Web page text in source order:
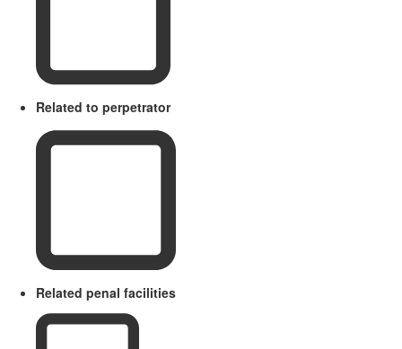
Related to perpetrator
Related penal facilities